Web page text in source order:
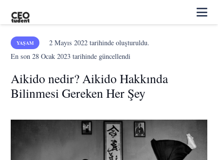
YAŞAM 2 Mayıs 2022tarihinde oluşturuldu.
En son28 Ocak 2023 tarihinde güncellendi
Aikido nedir? Aikido Hakkında
Bilinmesi Gereken Her Şey